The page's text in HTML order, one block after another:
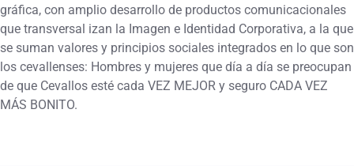
gráfica, con amplio desarrollo de productos comunicacionales
que transversal izan la Imagen e Identidad Corporativa, a la que
se suman valores y principios sociales integrados en lo que son
los cevallenses: Hombres y mujeres que día a día se preocupan
de que Cevallos esté cada VEZ MEJOR y seguro CADA VEZ
MÁS BONITO.